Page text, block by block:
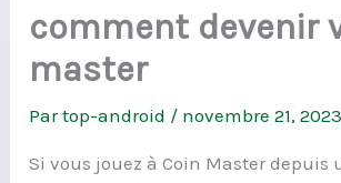
comment devenir
master
Partop-android / novembre 21, 2023
Si vous jouez à Coin Master depuis